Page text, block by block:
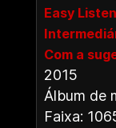
Easy
Com a
2015
Álbum de
Faixa: